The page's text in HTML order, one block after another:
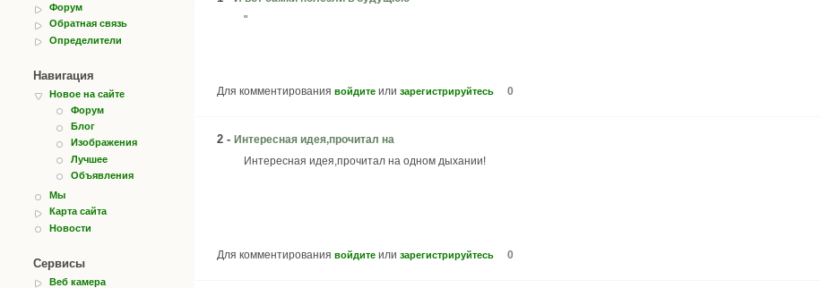
Форум
Обратная связь
Определители
Навигация
Новое на сайте
Форум
Блог
Изображения
Лучшее
Объявления
Мы
Карта сайта
Новости
Сервисы
Веб камера
"
Для комментирования войдите или зарегистрируйтесь 0
2 - Интересная идея,прочитал на
Интересная идея,прочитал на одном дыхании!
Для комментирования войдите или зарегистрируйтесь 0